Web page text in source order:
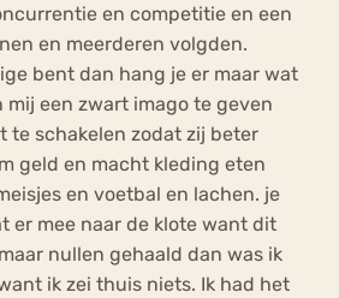
en competitie en een
en meerderen volgden.
bent dan hang je er maar wat
mij een zwart imago te geven
te schakelen zodat zij beter
geld en macht kleding eten
en voetbal en lachen. je
er mee naar de klote want dit
nullen gehaald dan was ik
ik zei thuis niets. Ik had het